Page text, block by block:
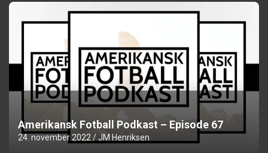
Amerikansk Fotball Podkast – Episode 67
24. november 2022 JM Henriksen